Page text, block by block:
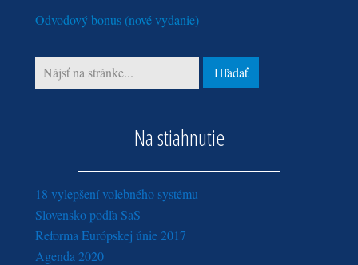
Odvodový bonus (nové vydanie)
Na stiahnutie
18 vylepšení volebného systému
Slovensko podľa SaS
Reforma Európskej únie 2017
Agenda 2020